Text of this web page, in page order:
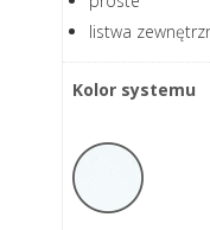
listwa
Kolor systemu